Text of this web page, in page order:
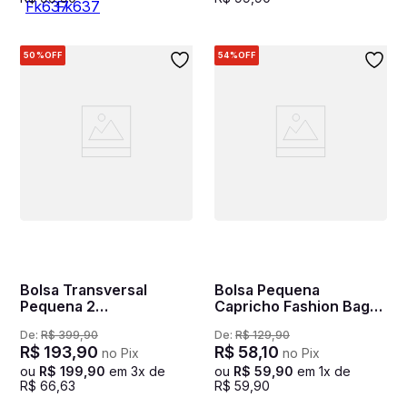
50%OFF
Bolsa Transversal
Pequena 2
Monograma Marrom -
Caramelo
De: R$ 399,90
R$ 193,90 no Pix
ou R$ 199 90 em 3x de
R$ 66 63
54%OFF
Bolsa Pequena
Capricho Fashion Bags
De: R$ 129,90
R$ 58,10 no Pix
ou R$ 59 90 em 1x de
R$ 59 90